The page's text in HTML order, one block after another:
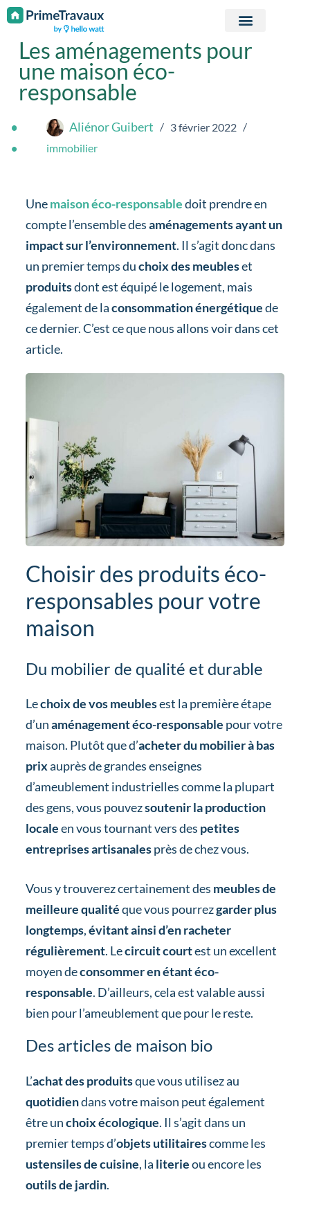
Passer au contenu
Les aménagements pour
une maison éco-
responsable
Aliénor Guibert
3 février 2022
immobilier
Unemaison éco-responsabledoit prendre en
compte l’ensemble desaménagements ayant un
impact sur l’environnement. Il s’agit donc dans
un premier temps duchoix des meubleset
produitsdont est équipé le logement, mais
également de laconsommation énergétiquede
ce dernier. C’est ce que nous allons voir dans cet
article.
Choisir des produits éco-
responsables pour votre
maison
Du mobilier de qualité et durable
Lechoix de vos meublesest la première étape
d’unaménagement éco-responsable pour votre
maison. Plutôt que d’acheter du mobilier à bas
prixauprès de grandes enseignes
d’ameublement industrielles comme la plupart
des gens, vous pouvezsoutenir la production
localeen vous tournant vers des petites
entreprises artisanalesprès de chez vous.
Vous y trouverez certainement des meubles de
meilleure qualitéque vous pourrezgarder plus
longtemps,évitant ainsi d’en racheter
régulièrement. Lecircuit courtest un excellent
moyen deconsommer en étant éco-
responsable. D’ailleurs, cela est valable aussi
bien pour l’ameublement que pour le reste.
Des articles de maison bio
L’achat des produitsque vous utilisez au
quotidiendans votre maison peut également
être unchoix écologique. Il s’agit dans un
premier temps d’objets utilitairescomme les
ustensiles de cuisine, la literieou encore les
outils de jardin.